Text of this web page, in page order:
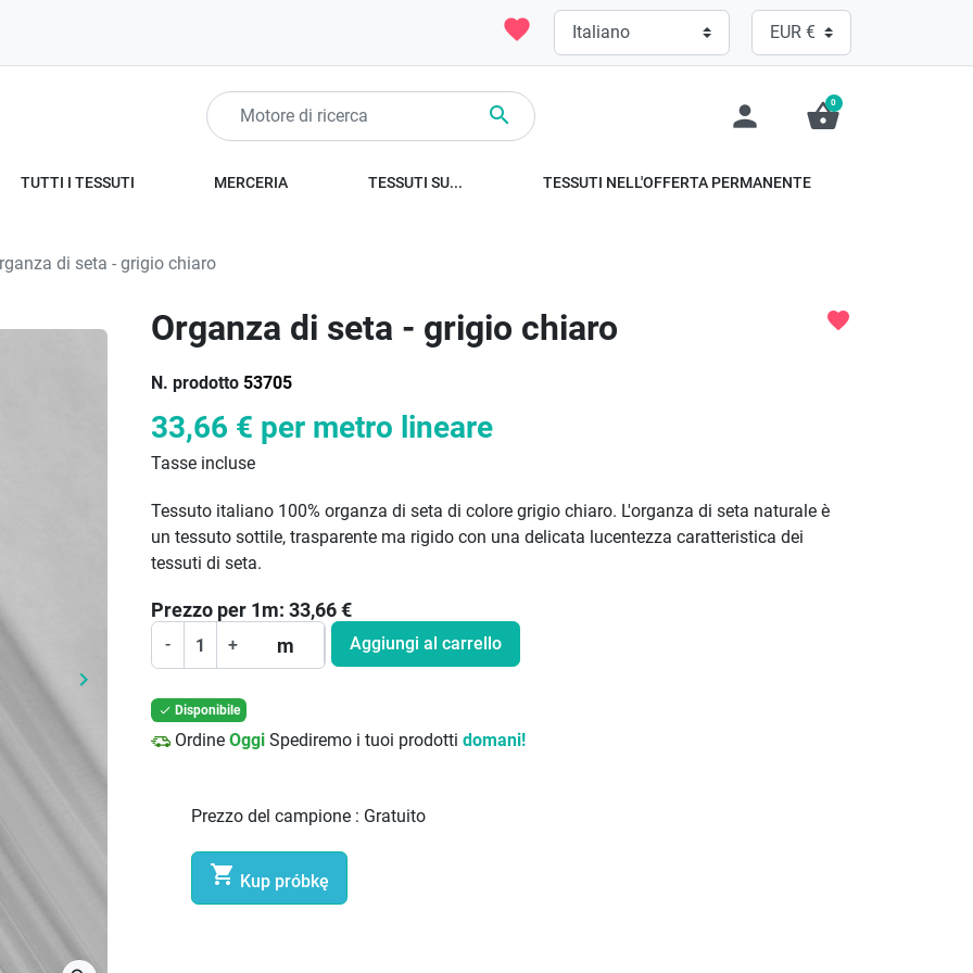
favorite
 person shopping_basket
0
TUTTI I TESSUTI MERCERIA TESSUTI SU... TESSUTI NELL'OFFERTA PERMANENTE
di seta - grigio chiaro
Prossimo
keyboard_arrow_right
Organza di seta - grigio chiaro
N. prodotto 53705
favorite
33,66 € per metro lineare
Tasse incluse
Tessuto italiano 100% organza di seta di colore grigio chiaro. L'organza di seta naturale è
un tessuto sottile, trasparente ma rigido con una delicata lucentezza caratteristica dei
tessuti di seta.
Prezzo per 1m: 33,66€
- + m Aggiungi al carrello
 Disponibile
Ordine Oggi Spediremo i tuoi prodotti domani!
Prezzo del campione : Gratuito
 Kup próbkę